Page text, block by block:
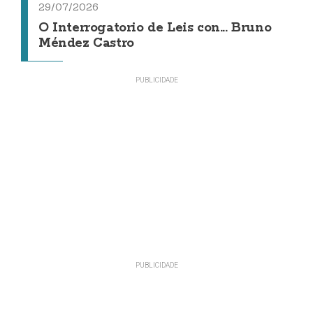
29/07/2026
O Interrogatorio de Leis con... Bruno
Méndez Castro